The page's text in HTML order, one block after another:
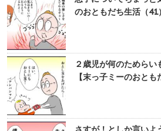
のおともだち生活（41
２歳児が何のためらい
【末っ子ミーのおと